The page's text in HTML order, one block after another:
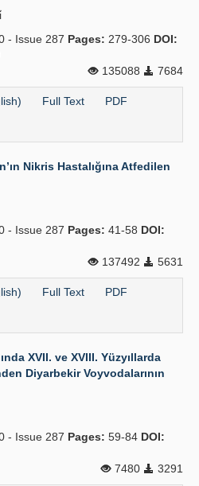
- Issue 287 Pages: 279-306 DOI:
135088
7684
Full Text PDF
Nikris Hastalığına Atfedilen
- Issue 287 Pages: 41-58 DOI:
137492
5631
Full Text PDF
XVII. ve XVIII. Yüzyıllarda
Diyarbekir Voyvodalarının
- Issue 287 Pages: 59-84 DOI:
7480
3291